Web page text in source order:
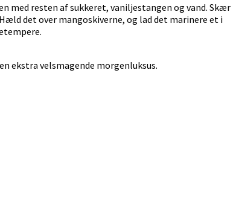
med resten af sukkeret, vaniljestangen og vand. Skær
det over mangoskiverne, og lad det marinere et i
ekstra velsmagende morgenluksus.